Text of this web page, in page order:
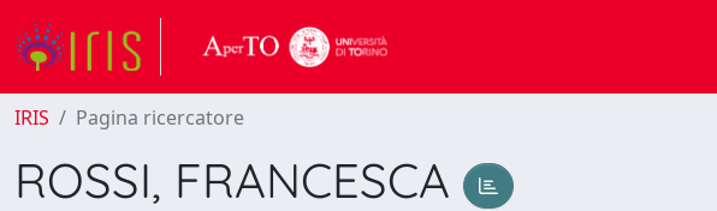
IRIS Pagina ricercatore
ROSSI, FRANCESCA